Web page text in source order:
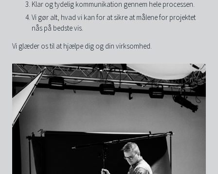
Klar og tydelig kommunikation gennem hele processen.
Vi gør alt, hvad vi kan for at sikre at målene for projektet
nås på bedste vis.
Vi glæder os til at hjælpe dig og din virksomhed.